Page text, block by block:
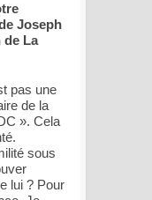
Joseph
de La
pas une
de la
». Cela
sous
lui ? Pour